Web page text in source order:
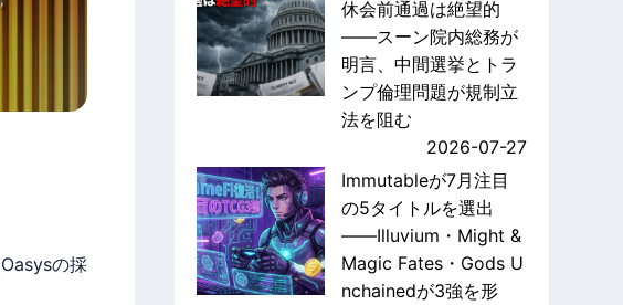
Oasysの採
休会前通過は絶望的
——スーン院内総務が
明言、中間選挙とトラ
ンプ倫理問題が規制立
法を阻む
2026-07-27
Immutableが7月注目
の5タイトルを選出
——Illuvium・Might &
Magic Fates・Gods U
nchainedが3強を形